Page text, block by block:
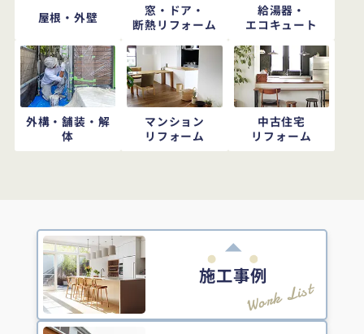
屋根・外壁
窓・ドア・
断熱リフォーム
給湯器・
エコキュート
外構・舗装・解
体
マンション
リフォーム
中古住宅
リフォーム
施工事例
Work List